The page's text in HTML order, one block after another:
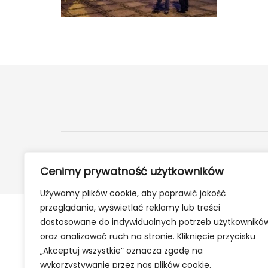
Cenimy prywatność użytkowników
Używamy plików cookie, aby poprawić jakość
przeglądania, wyświetlać reklamy lub treści
dostosowane do indywidualnych potrzeb
oraz analizować ruch na stronie. Kliknięcie przycisku
„Akceptuj wszystkie” oznacza zgodę na
wykorzystywanie przez nas plików cookie.